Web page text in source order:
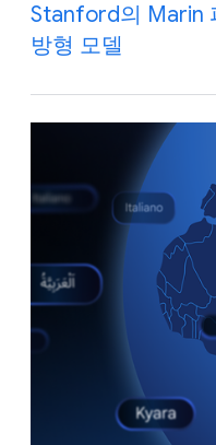
Stanford의 Marin
방형 모델